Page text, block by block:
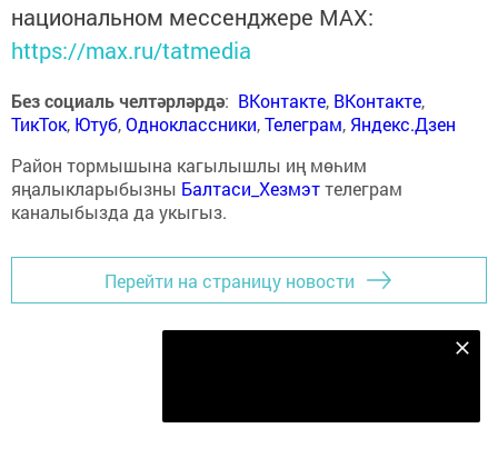
национальном мессенджере MАХ:
https://max.ru/tatmedia
Без социаль челтәрләрдә: ВКонтакте, ВКонтакте,
ТикТок, Ютуб,Одноклассники,Телеграм, Яндекс.Дзен
Район тормышына кагылышлы иң мөһим
яңалыкларыбызны Балтаси_Хезмэттелеграм
каналыбызда да укыгыз.
Перейти на страницу новости